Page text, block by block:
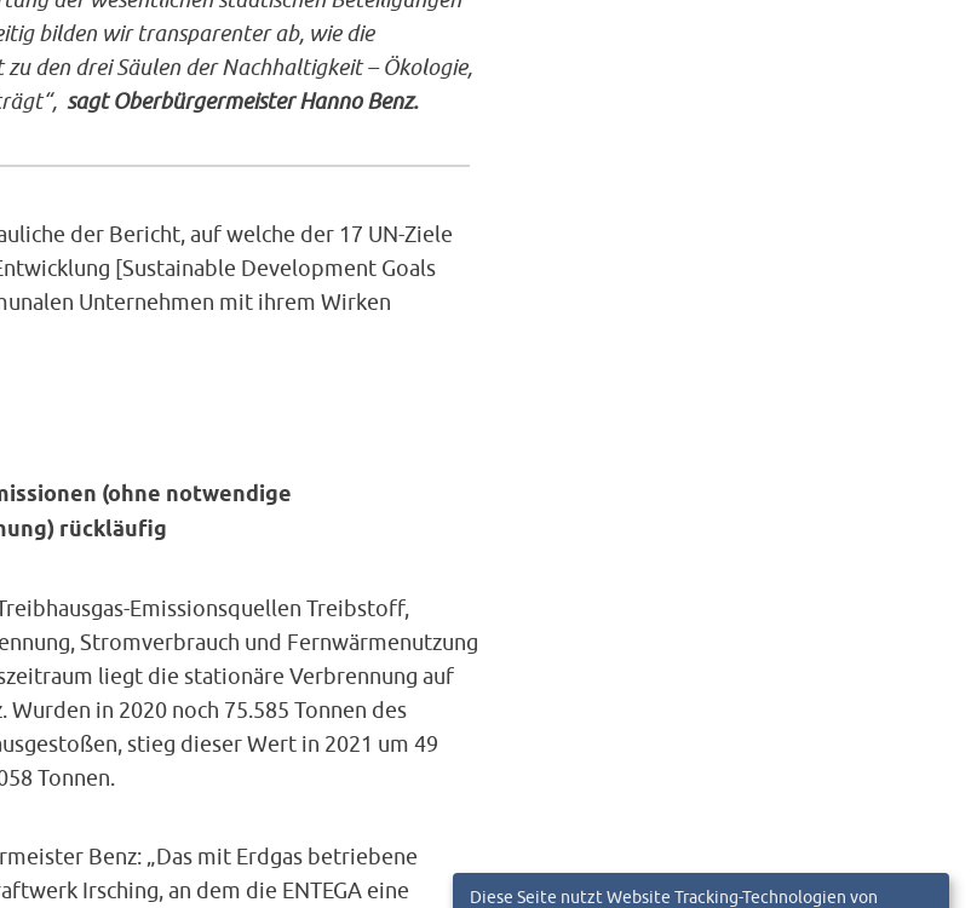
bilden wir transparenter ab, wie die
den drei Säulen der Nachhaltigkeit – Ökologie,
sagt Oberbürgermeister Hanno Benz.
der Bericht, auf welche der 17 UN-Ziele
[Sustainable Development Goals
Unternehmen mit ihrem Wirken
(ohne notwendige
rückläufig
Emissionsquellen Treibstoff,
Stromverbrauch und Fernwärmenutzung
liegt die stationäre Verbrennung auf
Wurden in 2020 noch 75.585 Tonnen des
stieg dieser Wert in 2021 um 49
Tonnen.
Benz: „Das mit Erdgas betriebene
Irsching, an dem die ENTEGA eine
Diese Seite nutzt Website Tracking-Technologien von